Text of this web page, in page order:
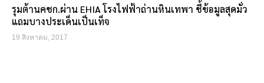
รุมต้านคชก.ผ่าน EHIA โรงไฟฟ้าถ่านหินเทพา ชี้ข้อมูลสุดมั่ว
แถมบางประเด็นเป็นเท็จ
19 สิงหาคม, 2017